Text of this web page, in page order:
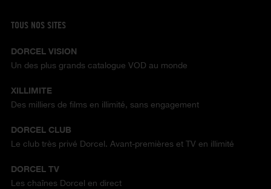
TOUS NOS SITES
DORCEL VISION
Un des plus grands catalogue VOD au monde
XILLIMITE
Des milliers de films en illimité, sans engagement
DORCEL CLUB
Le club très privé Dorcel. Avant-premières et TV en illimité
DORCEL TV
Les chaînes Dorcel en direct